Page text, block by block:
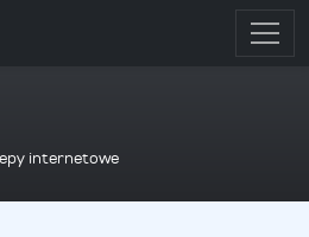
internetowe